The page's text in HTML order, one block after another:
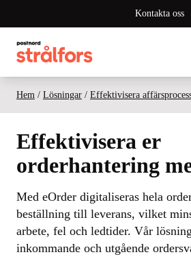
Kontakta oss
Hem / Lösningar / Effektivisera
Effektivisera er
orderhantering
Med eOrder digitaliseras hela
beställning till leverans, vilket
arbete, fel och ledtider. Vår
inkommande och utgående